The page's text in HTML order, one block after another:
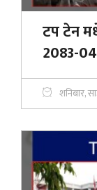
टप टेन
2083-
शनिबार,